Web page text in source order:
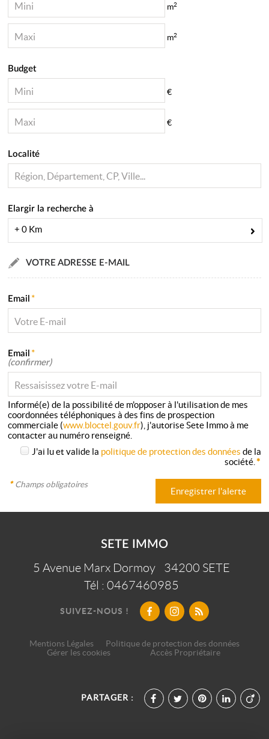
m2
m2
Budget
€
€
Localité
Elargir la recherche à
+ 0 Km
VOTRE ADRESSE E-MAIL
Email *
Email *
(confirmer)
Informé(e) de la possibilité de m'opposer à l'utilisation de mes
coordonnées téléphoniques à des fins de prospection
commerciale (www.bloctel.gouv.fr), j'autorise Sete Immo à me
contacter au numéro renseigné.
J'ai lu et valide la politique de protection des données de la
société.*
* Champs obligatoires
SETE IMMO
5 Avenue Marx Dormoy 34200 SETE
Tél : 0467460985
SUIVEZ-NOUS !
Mentions Légales
Politique de protection des données
Gérer les cookies
Accès Propriétaire
PARTAGER :